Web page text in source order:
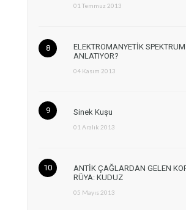
01 Temmuz 2013
ELEKTROMANYETİK
ANLATIYOR?
04 Kasım 2013
Sinek Kuşu
01 Aralık 2013
ANTİK ÇAĞLARDAN GELEN
RÜYA: KUDUZ
05 Mayıs 2013